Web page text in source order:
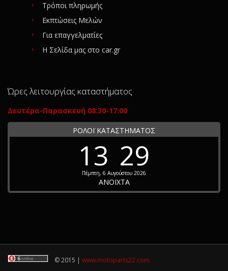
Τρόποι πληρωμής
Εκπτώσεις Μελών
Για επαγγελματίες
Η Σελίδα μας στο car.gr
Ώρες λειτουργίας καταστήματος
Δευτέρα-Παρασκευή 08:30-17:00
ΡΟΛΟΪ ΚΑΤΑΣΤΗΜΑΤΟΣ
13 29
Πέμπτη, 6 Αυγούστου 2026
ΑΝΟΙΧΤΑ
© 2015 | www.motoparts22.com